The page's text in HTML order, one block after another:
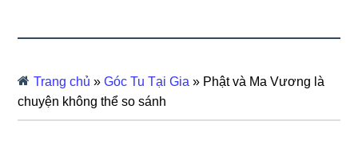
Trang chủ »Góc Tu Tại Gia » Phật và Ma Vương là
chuyện không thể so sánh